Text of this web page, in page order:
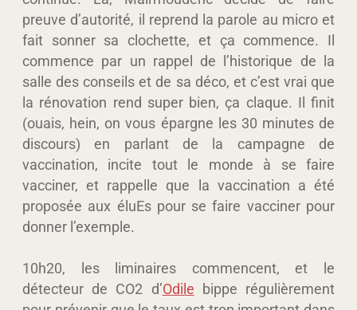
preuve d’autorité, il reprend la parole au micro et
fait sonner sa clochette, et ça commence. Il
commence par un rappel de l’historique de la
salle des conseils et de sa déco, et c’est vrai que
la rénovation rend super bien, ça claque. Il finit
(ouais, hein, on vous épargne les 30 minutes de
discours) en parlant de la campagne de
vaccination, incite tout le monde à se faire
vacciner, et rappelle que la vaccination a été
proposée aux éluEs pour se faire vacciner pour
donner l’exemple.
10h20, les liminaires commencent, et le
détecteur de CO2 d’Odile bippe régulièrement